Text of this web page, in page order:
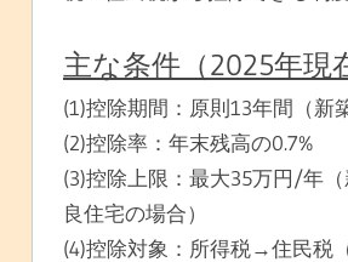
主な条件（2025年現
(1)控除期間：原則13年間（新
(2)控除率：年末残高の0.7%
(3)控除上限：最大35万円/年
良住宅の場合）
(4)控除対象：所得税→住民税